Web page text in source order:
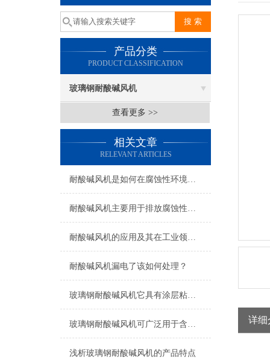
产品分类
PRODUCT CLASSIFICATION
玻璃钢耐酸碱风机
查看更多 >>
相关文章
RELEVANT ARTICLES
耐酸碱风机是如何在腐蚀性环境中发挥作用的呢？
耐酸碱风机主要用于排放腐蚀性气体和粉尘
耐酸碱风机的应用及其在工业领域的重要性
耐酸碱风机漏电了该如何处理？
玻璃钢耐酸碱风机它具有涂层粘附性好、施工方便的优点
玻璃钢耐酸碱风机可广泛用于含有腐蚀性气体的环境
浅析玻璃钢耐酸碱风机的产品特点
详细